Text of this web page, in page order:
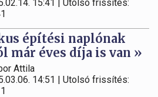
15:41 | Utolsó frissítés:
építési naplónak
már éves díja is van »
Attila
14:51 | Utolsó frissítés: